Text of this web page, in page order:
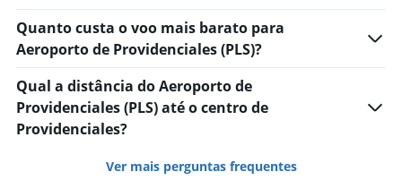
Quanto custa o voo mais barato para
Aeroporto de Providenciales (PLS)?
Qual a distância do Aeroporto de
Providenciales (PLS) até o centro de
Providenciales?
Ver mais perguntas frequentes